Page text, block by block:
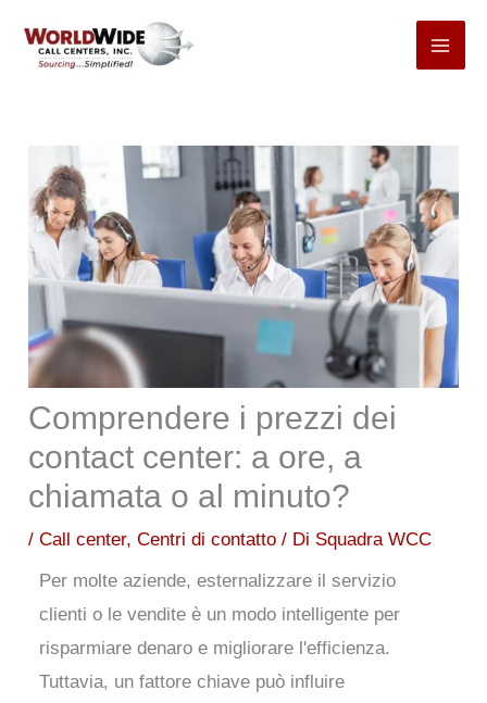
Comprendere i prezzi dei
contact center: a ore, a
chiamata o al minuto?
/Call center,Centri di contatto / Di Squadra WCC
Per molte aziende, esternalizzare il servizio
clienti o le vendite è un modo intelligente per
risparmiare denaro e migliorare l'efficienza.
Tuttavia, un fattore chiave può influire